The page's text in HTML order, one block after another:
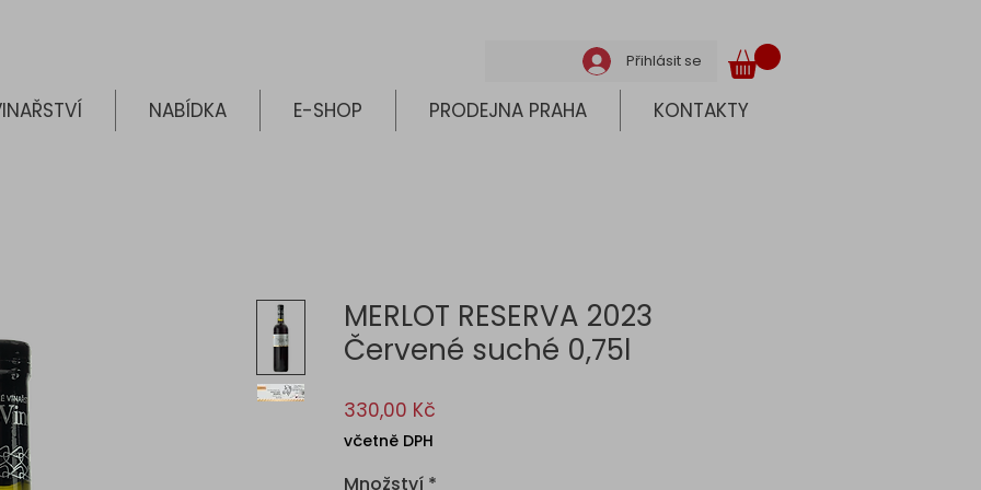
Přihlásit se
NABÍDKA E-SHOP PRODEJNA PRAHA KONTAKTY
MERLOT RESERVA 2023
Červené suché 0,75l
330,00 Kč
včetně DPH
Množství *